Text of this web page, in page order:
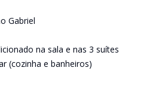
Gabriel
na sala e nas 3 suítes
(cozinha e banheiros)